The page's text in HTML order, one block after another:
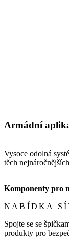
Armádní
Vysoce odolná
těch
Komponenty pro
NABÍDKA
Spojte se se
produkty pro